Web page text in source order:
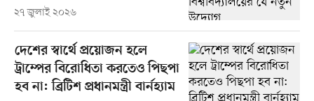
২৭ জুলাই ২০২৬
দেশের স্বার্থে প্রয়োজন হলে
ট্রাম্পের বিরোধিতা করতেও পিছপা
হব না: ব্রিটিশ প্রধানমন্ত্রী বার্নহ্যাম